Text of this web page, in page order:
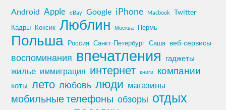
Android Apple eBay Google iPhone Macbook Twitter
Кадры Коксик Люблин Москва Пермь
Польша Россия Санкт-Петербург Саша веб-сервисы
воспоминания впечатления гаджеты
жилье иммиграция интернет книги компании
коты лето любовь люди магазины
мобильные телефоны обзоры отдых